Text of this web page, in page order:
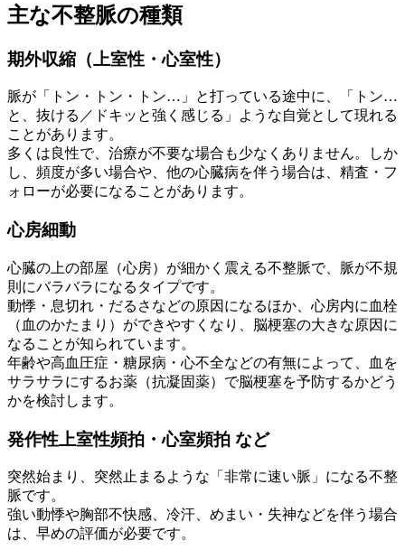
主な不整脈の種類
期外収縮（上室性・心室性）
脈が「トン・トン・トン…」と打っている途中に、「トン…
と、抜ける／ドキッと強く感じる」ような自覚として現れる
ことがあります。
多くは良性で、治療が不要な場合も少なくありません。しか
し、頻度が多い場合や、他の心臓病を伴う場合は、精査・フ
ォローが必要になることがあります。
心房細動
心臓の上の部屋（心房）が細かく震える不整脈で、脈が不規
則にバラバラになるタイプです。
動悸・息切れ・だるさなどの原因になるほか、心房内に血栓
（血のかたまり）ができやすくなり、脳梗塞の大きな原因に
なることが知られています。
年齢や高血圧症・糖尿病・心不全などの有無によって、血を
サラサラにするお薬（抗凝固薬）で脳梗塞を予防するかどう
かを検討します。
発作性上室性頻拍・心室頻拍 など
突然始まり、突然止まるような「非常に速い脈」になる不整
脈です。
強い動悸や胸部不快感、冷汗、めまい・失神などを伴う場合
は、早めの評価が必要です。